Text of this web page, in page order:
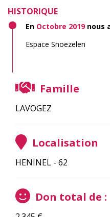
HISTORIQUE
En Octobre 2019nous
Espace Snoezelen
Famille
LAVOGEZ
Localisation
HENINEL - 62
Don total de :